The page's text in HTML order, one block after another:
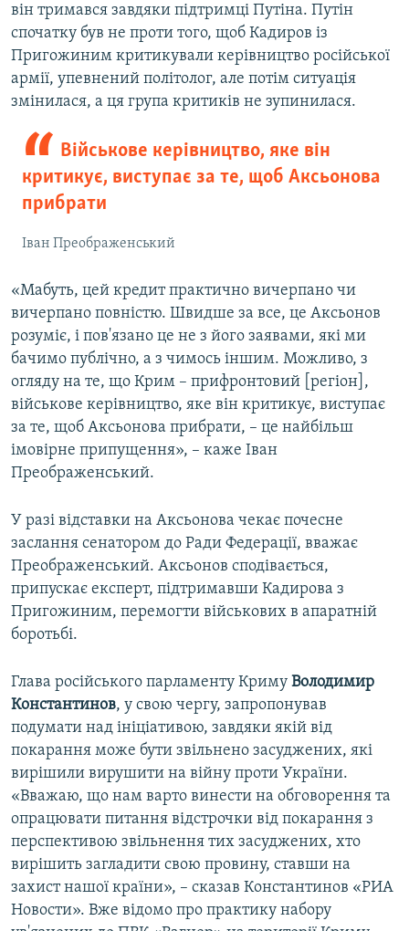
він тримався завдяки підтримці Путіна. Путін
спочатку був не проти того, щоб Кадиров із
Пригожиним критикували керівництво російської
армії, упевнений політолог, але потім ситуація
змінилася, а ця група критиків не зупинилася.
Військове керівництво, яке він
критикує, виступає за те, щоб Аксьонова
прибрати
Іван Преображенський
«Мабуть, цей кредит практично вичерпано чи
вичерпано повністю. Швидше за все, це Аксьонов
розуміє, і пов'язано це не з його заявами, які ми
бачимо публічно, а з чимось іншим. Можливо, з
огляду на те, що Крим – прифронтовий [регіон],
військове керівництво, яке він критикує, виступає
за те, щоб Аксьонова прибрати, – це найбільш
імовірне припущення», – каже Іван
Преображенський.
У разі відставки на Аксьонова чекає почесне
заслання сенатором до Ради Федерації, вважає
Преображенський. Аксьонов сподівається,
припускає експерт, підтримавши Кадирова з
Пригожиним, перемогти військових в апаратній
боротьбі.
Глава російського парламенту Криму Володимир
Константинов, у свою чергу, запропонував
подумати над ініціативою, завдяки якій від
покарання може бути звільнено засуджених, які
вирішили вирушити на війну проти України.
«Вважаю, що нам варто винести на обговорення та
опрацювати питання відстрочки від покарання з
перспективою звільнення тих засуджених, хто
вирішить загладити свою провину, ставши на
захист нашої країни», – сказав Константинов «РИА
Новости». Вже відомо про практику набору